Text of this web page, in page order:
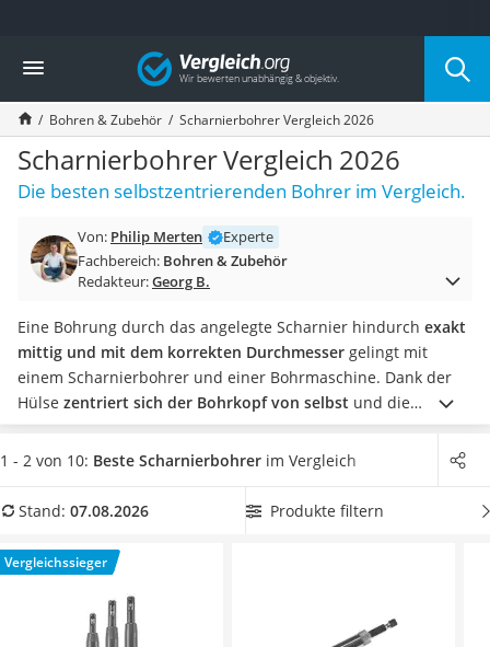
Die beliebtesten Vergleiche nach Kategorie
Baumarkt
Tresor feuerfest
Makita-Akku-Rasenmäher
Kappsäge
Smartes Türschloss
Akku-Rasentrimmer
Split-Klimaanlage 2 Innengeräte
Pelletofen
Tiefbrunnenpumpe
Fliesenschneider
Hochdruckreiniger
Doppelschleifer
Überwachungskamera
Benzinrasenmäher mit Elektrostart
Löschdecke
Winterharte Palmen
Gasdurchlauferhitzer
Vergleich
Bohren & Zubehör Scharnierbohrer Vergleich 2026
Scharnierbohrer Vergleich 2026
Die besten selbstzentrierenden Bohrer im Vergleich.
Von: Philip Merten
Experte
Fachbereich: Bohren & Zubehör
Redakteur:Georg B.
Eine Bohrung durch das angelegte Scharnier hindurch exakt
mittig und mit dem korrekten Durchmesser gelingt mit
einem Scharnierbohrer und einer Bohrmaschine. Dank der
Hülse zentriert sich der Bohrkopf von selbst und die
Schraube sitzt später an der korrekten Stelle. Neben den
Bohrern selbst spielt auch das Zubehör in Tests im Internet
beiliegendem Innensechskantschlüsselaus unserer
Werkzeugkoffer haben. Überzeugt hat uns hier im August
2026 besonders das Modell
Eigenschaften.
1 - 2 von 10: Beste Scharnierbohrer im Vergleich
Stand: 07.08.2026 Produkte filtern
Vergleichssieger